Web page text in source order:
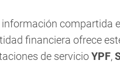
información compartida
financiera ofrece
de servicioYPF,